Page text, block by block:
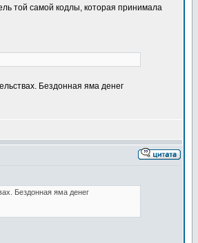
той самой кодлы, которая принимала
Бездонная яма денег
Бездонная яма денег